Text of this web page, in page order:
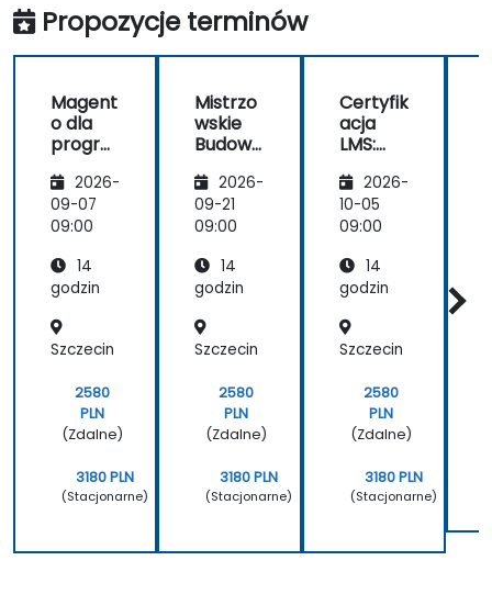
przez sztuczną
Propozycje terminów
Magent
o dla
progra
2026-
09-07
09:00
14
godzin
Szczecin
2580
PLN
(Zdalne)
3180 PLN
(Stacjonarne)
Mistrzo
wskie
Budowa
Archite
ktura
Stron w
9/10
2026-
09-21
09:00
14
godzin
Szczecin
2580
PLN
(Zdalne)
3180 PLN
(Stacjonarne)
Certyfik
acja
LMS:
ne
zarządz
anie
ami
zarządz
nauką
2026-
10-05
09:00
14
godzin
Szczecin
2580
PLN
(Zdalne)
3180 PLN
(Stacjonarne)